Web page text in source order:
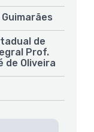
de
Prof.
de Oliveira